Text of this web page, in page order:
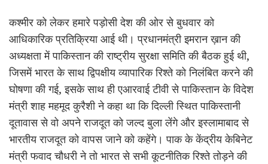
कश्मीर को लेकर हमारे पड़ोसी देश की ओर से बुधवार को
आधिकारिक प्रतिक्रिया आई थी। प्रधानमंत्री इमरान ख़ान की
अध्यक्षता में पाकिस्तान की राष्ट्रीय सुरक्षा समिति की बैठक हुई थी,
जिसमें भारत के साथ द्विपक्षीय व्यापारिक रिश्ते को निलंबित करने की
घोषणा की गई, इसके साथ ही एआरवाई टीवी से पाकिस्तान के विदेश
मंत्री शाह महमूद कुरैशी ने कहा था कि दिल्ली स्थित पाकिस्तानी
दूतावास से वो अपने राजदूत को जल्द बुला लेंगे और इस्लामाबाद से
भारतीय राजदूत को वापस जाने को कहेंगे। पाक के केंद्रीय केबिनेट
मंत्री फवाद चौधरी ने तो भारत से सभी कूटनीतिक रिश्ते तोड़ने की